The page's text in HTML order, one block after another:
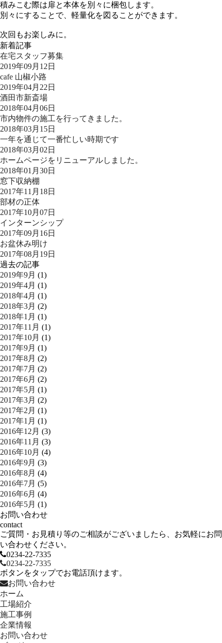
積みこむ際は扉と本体を別々に梱包します。
別々にすることで、軽量化を図ることができます。
次回もお楽しみに。
新着記事
在宅スタッフ募集
2019年09月12日
cafe 山椒小路
2019年04月22日
酒田市新斎場
2018年04月06日
市内物件の施工を行ってきました。
2018年03月15日
一年を通じて一番忙しい時期です
2018年03月02日
ホームページをリニューアルしました。
2018年01月30日
窓下収納棚
2017年11月18日
部材の正体
2017年10月07日
インターンシップ
2017年09月16日
お盆休み明け
2017年08月19日
過去の記事
2019年9月 (1)
2019年4月 (1)
2018年4月 (1)
2018年3月 (2)
2018年1月 (1)
2017年11月 (1)
2017年10月 (1)
2017年9月 (1)
2017年8月 (2)
2017年7月 (2)
2017年6月 (2)
2017年5月 (1)
2017年3月 (2)
2017年2月 (1)
2017年1月 (1)
2016年12月 (3)
2016年11月 (3)
2016年10月 (4)
2016年9月 (3)
2016年8月 (4)
2016年7月 (5)
2016年6月 (4)
2016年5月 (1)
お問い合わせ
contact
ご質問・お見積り等のご相談がございましたら、お気軽にお問
い合わせください。
0234-22-7335
0234-22-7335
ボタンをタップでお電話頂けます。
お問い合わせ
ホーム
工場紹介
施工事例
企業情報
お問い合わせ